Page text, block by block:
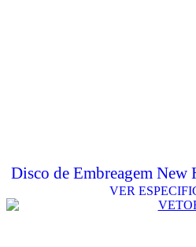
Disco de Embreagem
VER